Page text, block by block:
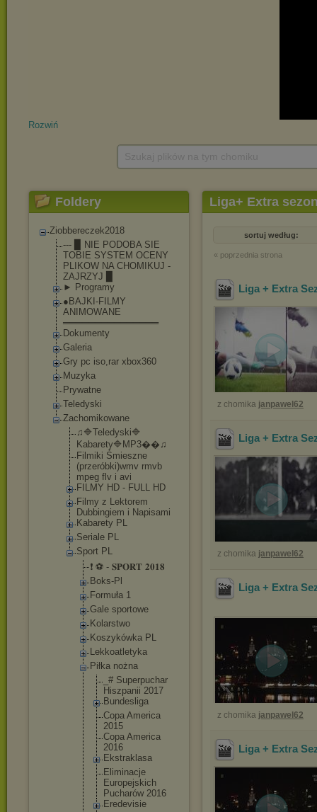
Rozwiń
Foldery
Ziobbereczek2018
--- ▉ NIE PODOBA SIE
TOBIE SYSTEM OCENY
PLIKOW NA CHOMIKUJ -
ZAJRZYJ ▉
► Programy
●BAJKI-FILMY
ANIMOWANE
═══════════════
Dokumenty
Galeria
Gry pc iso,rar xbox360
Muzyka
Prywatne
Teledyski
Zachomikowane
♫🔷Teledyski🔷
Kabarety🔷MP3��♫
Filmiki Śmieszne
(przeróbki)wmv rmvb
mpeg flv i avi
FILMY HD - FULL HD
Filmy z Lektorem
Dubbingiem i Napisami
Kabarety PL
Seriale PL
Sport PL
❗ ⚽ - 𝐒𝐏𝐎𝐑𝐓 𝟐𝟎𝟏𝟖
Boks-Pl
Formuła 1
Gale sportowe
Kolarstwo
Koszykówka PL
Lekkoatletyka
Piłka nożna
_# Superpuc har
Hiszpanii 2017
Bundesliga
Copa America
2015
Copa America
2016
Ekstrakl asa
Eliminacje
Europejs kich
Pucharów 2016
Eredevisie
Liga+ Extra
sortuj według:
« poprzednia strona
Liga + Extra
z chomika janpawel62
Liga + Extra
z chomika janpawel62
Liga + Extra
z chomika janpawel62
Liga + Extra